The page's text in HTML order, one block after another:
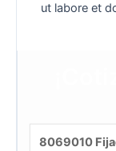
ut labore et